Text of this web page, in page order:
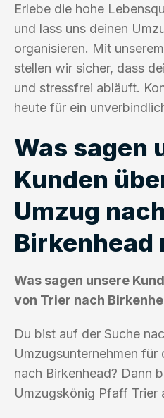
Erlebe die hohe
und lass uns deinen
organisieren. Mit
stellen wir sicher, dass
und stressfrei abläuft.
heute für ein
Was sagen
Kunden
Umzug nach
Birkenhead
Was sagen unsere
von Trier nach
Du bist auf der Suche
Umzugsunternehmen
nach Birkenhead? Dann
Umzugskönig Pfaff Trier